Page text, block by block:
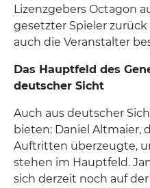
Lizenzgebers Octagon
gesetzter Spieler
auch die Veranstalter
Das Hauptfeld des
deutscher Sicht
Auch aus deutscher
bieten: Daniel Altmaier,
Auftritten überzeugte,
stehen im Hauptfeld.
sich derzeit noch auf